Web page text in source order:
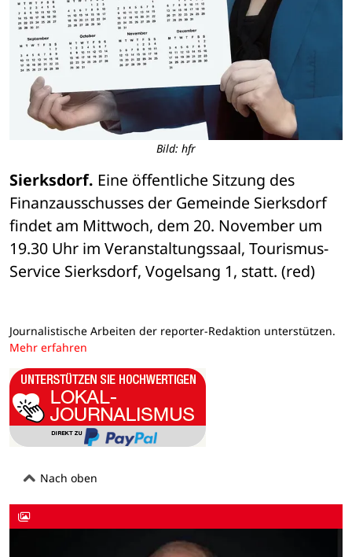
Bild: hfr
Sierksdorf. Eine öffentliche Sitzung des
Finanzausschusses der Gemeinde Sierksdorf
findet am Mittwoch, dem 20. November um
19.30 Uhr im Veranstaltungssaal, Tourismus-
Service Sierksdorf, Vogelsang 1, statt. (red)
Journalistische Arbeiten der reporter-Redaktion unterstützen.
Mehr erfahren
Nach oben